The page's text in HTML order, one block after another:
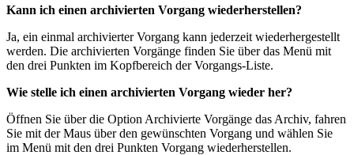
Kann ich einen archivierten Vorgang wiederherstellen?
Ja, ein einmal archivierter Vorgang kann jederzeit wiederhergestellt
werden. Die archivierten Vorgänge finden Sie über das Menü mit
den drei Punkten im Kopfbereich der Vorgangs-Liste.
Wie stelle ich einen archivierten Vorgang wieder her?
Öffnen Sie über die Option Archivierte Vorgänge das Archiv, fahren
Sie mit der Maus über den gewünschten Vorgang und wählen Sie
im Menü mit den drei Punkten Vorgang wiederherstellen.